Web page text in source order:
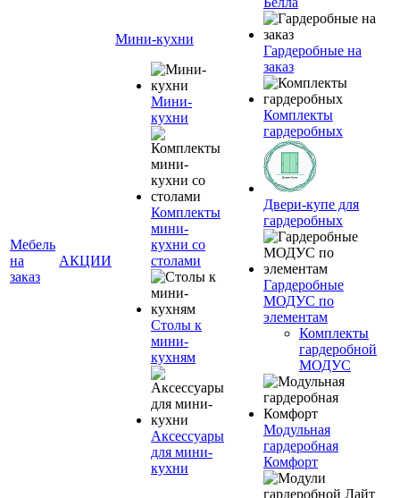
Мебель
на
заказ
АКЦИИ
Мини-кухни
Мини-
кухни
Комплекты
мини-
кухни со
столами
Столы к
мини-
кухням
Аксессуары
для мини-
кухни
Гардеробные на
заказ
Комплекты
гардеробных
Двери-купе для
гардеробных
Гардеробные
МОДУС по
элементам
Комплекты
гардеробной
МОДУС
Модульная
гардеробная
Комфорт